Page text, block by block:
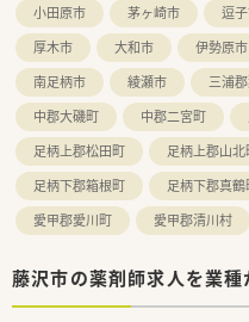
【やりがい/おすすめポイ
■地域に密着した店舗と
を通じて患者様から直接
びがあります。
■業界トップクラスの利
据えて長く働きながら
別です。
■最新の調剤機器が導入
ながら地域住民の健康増
す。
小田原市
茅ヶ崎市 逗
厚木市
大和市 伊勢原市
南足柄市
綾瀬市 三浦
中郡大磯町
中郡二宮町
足柄上郡松田町
足柄上郡山北
足柄下郡箱根町
足柄下郡真鶴
愛甲郡愛川町
愛甲郡清川村
藤沢市の薬剤師求人を業種